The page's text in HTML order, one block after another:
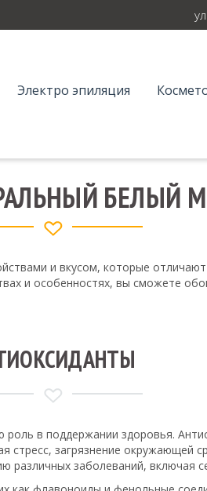
Электро эпиляция
БЕЛЫЙ
и вкусом, которые
и особенностях, вы сможете
в поддержании здоровья.
стресс, загрязнение
заболеваний, включая